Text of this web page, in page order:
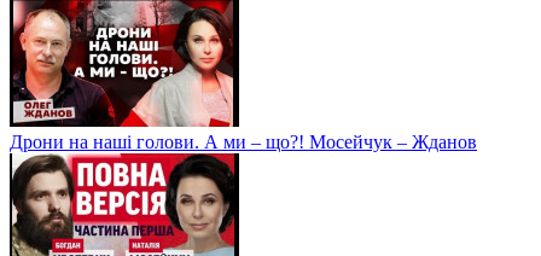
Дрони на наші голови. А ми – що?! Мосейчук – Жданов